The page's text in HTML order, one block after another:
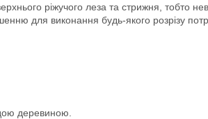
ріжучого леза та стрижня, тобто
для виконання будь-якого розрізу
деревиною.